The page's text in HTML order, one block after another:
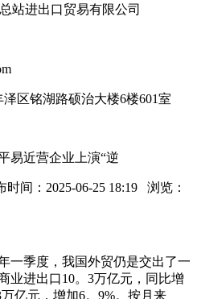
站进出口贸易有限公司
区铭湖路硕治大楼6楼601室
易近营企业上演“逆
间：2025-06-25 18:19 浏览：
季度，我国外贸仍是交出了一
业进出口10。3万亿元，同比增
亿元，增加6。9%。按月来